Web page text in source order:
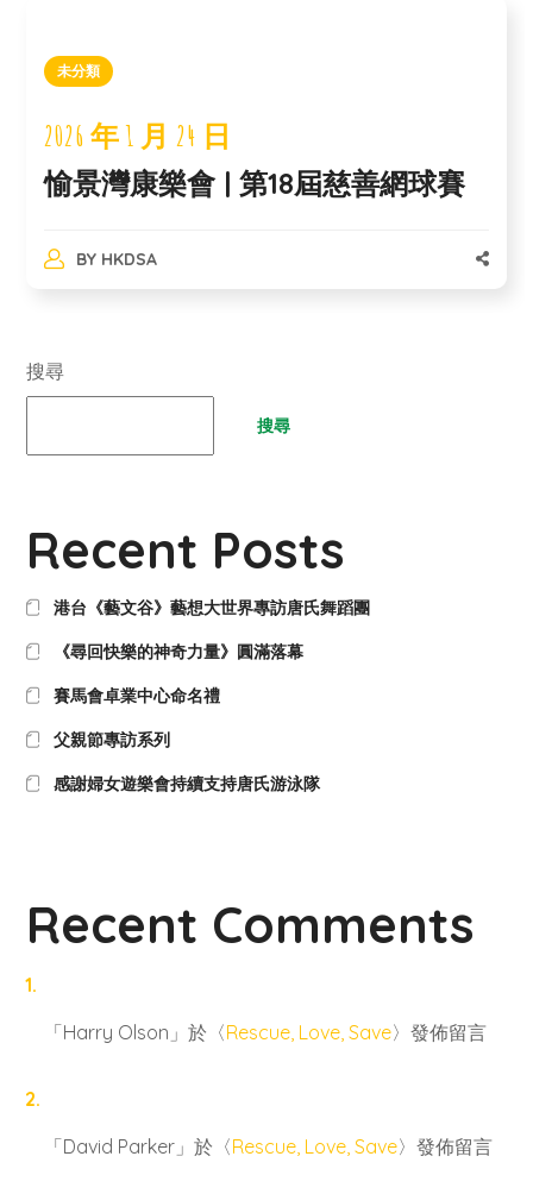
未分類
2026 年 1 月 24 日
愉景灣康樂會 | 第18屆慈善網球賽
BY HKDSA
搜尋
搜尋
Recent Posts
港台《藝文谷》藝想大世界專訪唐氏舞蹈團
《尋回快樂的神奇力量》圓滿落幕
賽馬會卓業中心命名禮
父親節專訪系列
感謝婦女遊樂會持續支持唐氏游泳隊
Recent Comments
「Harry Olson 」於〈Rescue, Love, Save〉發佈留言
「David Parker」於〈Rescue, Love, Save〉發佈留言